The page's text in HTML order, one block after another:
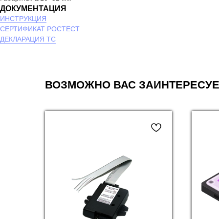
ДОКУМЕНТАЦИЯ
ИНСТРУКЦИЯ
СЕРТИФИКАТ РОСТЕСТ
ДЕКЛАРАЦИЯ ТС
ВОЗМОЖНО ВАС